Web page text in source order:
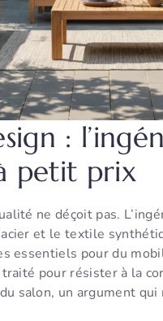
:
petit prix
ne déçoit pas.
et le textile
essentiels pour du
pour résister à la
salon, un argument